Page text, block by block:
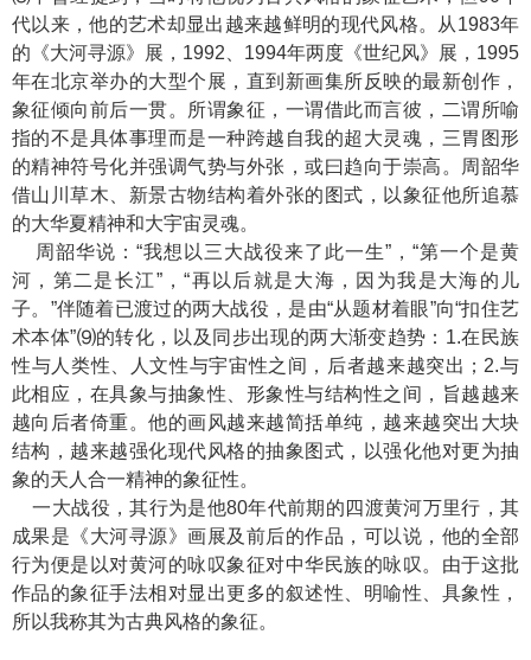
代以来，他的艺术却显出越来越鲜明的现代风格。从1983年
的《大河寻源》展，1992、1994年两度《世纪风》展，1995
年在北京举办的大型个展，直到新画集所反映的最新创作，
象征倾向前后一贯。所谓象征，一谓借此而言彼，二谓所喻
指的不是具体事理而是一种跨越自我的超大灵魂，三胃图形
的精神符号化并强调气势与外张，或曰趋向于崇高。周韶华
借山川草木、新景古物结构着外张的图式，以象征他所追慕
的大华夏精神和大宇宙灵魂。
周韶华说：“我想以三大战役来了此一生”，“第一个是黄
河，第二是长江”，“再以后就是大海，因为我是大海的儿
子。”伴随着已渡过的两大战役，是由“从题材着眼”向“扣住艺
术本体”⑼的转化，以及同步出现的两大渐变趋势：1.在民族
性与人类性、人文性与宇宙性之间，后者越来越突出；2.与
此相应，在具象与抽象性、形象性与结构性之间，旨越越来
越向后者倚重。他的画风越来越简括单纯，越来越突出大块
结构，越来越强化现代风格的抽象图式，以强化他对更为抽
象的天人合一精神的象征性。
一大战役，其行为是他80年代前期的四渡黄河万里行，其
成果是《大河寻源》画展及前后的作品，可以说，他的全部
行为便是以对黄河的咏叹象征对中华民族的咏叹。由于这批
作品的象征手法相对显出更多的叙述性、明喻性、具象性，
所以我称其为古典风格的象征。